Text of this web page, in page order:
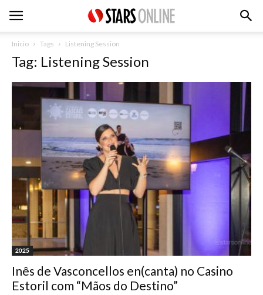
Inicio Tags Listening Session
Tag: Listening Session
2025
Inês de Vasconcellos en(canta) no Casino
Estoril com “Mãos do Destino”